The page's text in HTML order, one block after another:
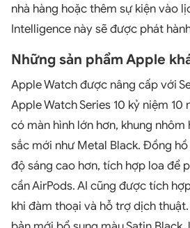
nhà hàng hoặc thêm sự kiện vào
Intelligence này sẽ được phát
Những sản phẩm Apple
Apple Watch được nâng cấp với
Apple Watch Series 10 kỷ niệm 10
có màn hình lớn hơn, khung
sắc mới như Metal Black. Đồng
độ sáng cao hơn, tích hợp loa để
cần AirPods. AI cũng được tích
khi đàm thoại và hỗ trợ dịch